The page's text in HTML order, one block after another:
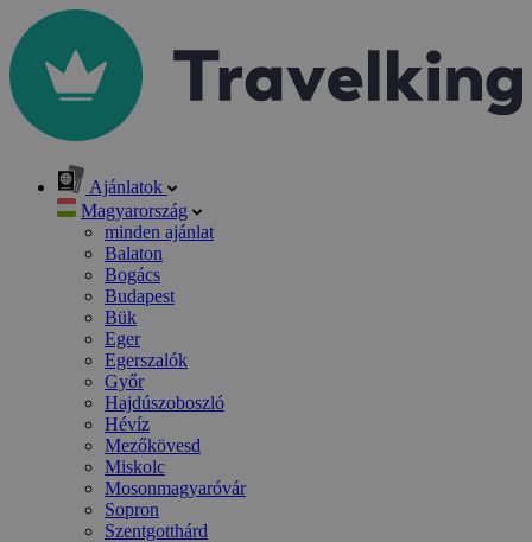
Ajánlatok
Magyarország
minden ajánlat
Balaton
Bogács
Budapest
Bük
Eger
Egerszalók
Győr
Hajdúszoboszló
Hévíz
Mezőkövesd
Miskolc
Mosonmagyaróvár
Sopron
Szentgotthárd